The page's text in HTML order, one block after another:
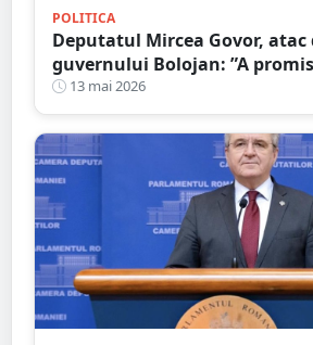
POLITICA
Deputatul Mircea Govor, atac
guvernului Bolojan: ”A
livrat scumpiri, taxe și blocaj
Românii plătesc prețul”
13 mai 2026